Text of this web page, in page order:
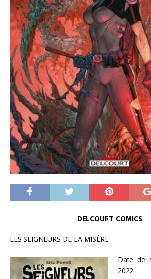
DELCOURT COMICS
LES SEIGNEURS DE LA MISÈRE
Date de
2022